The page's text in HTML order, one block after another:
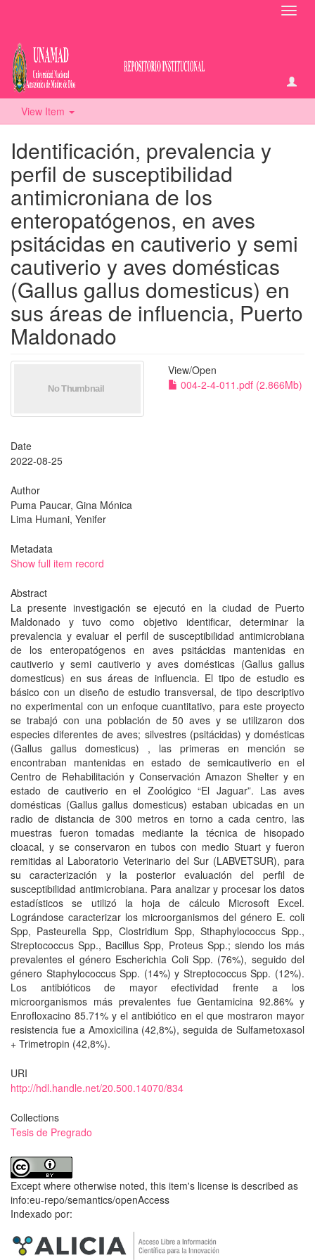
View Item
Identificación, prevalencia y
perfil de susceptibilidad
antimicroniana de los
enteropatógenos, en aves
psitácidas en cautiverio y semi
cautiverio y aves domésticas
(Gallus gallus domesticus) en
sus áreas de influencia, Puerto
Maldonado
View/Open
004-2-4-011.pdf (2.866Mb)
Date
2022-08-25
Author
Puma Paucar, Gina Mónica
Lima Humani, Yenifer
Metadata
Show full item record
Abstract
La presente investigación se ejecutó en la ciudad de Puerto
Maldonado y tuvo como objetivo identificar, determinar la
prevalencia y evaluar el perfil de susceptibilidad antimicrobiana
de los enteropatógenos en aves psitácidas mantenidas en
cautiverio y semi cautiverio y aves domésticas (Gallus gallus
domesticus) en sus áreas de influencia. El tipo de estudio es
básico con un diseño de estudio transversal, de tipo descriptivo
no experimental con un enfoque cuantitativo, para este proyecto
se trabajó con una población de 50 aves y se utilizaron dos
especies diferentes de aves; silvestres (psitácidas) y domésticas
(Gallus gallus domesticus) , las primeras en mención se
encontraban mantenidas en estado de semicautiverio en el
Centro de Rehabilitación y Conservación Amazon Shelter y en
estado de cautiverio en el Zoológico “El Jaguar”. Las aves
domésticas (Gallus gallus domesticus) estaban ubicadas en un
radio de distancia de 300 metros en torno a cada centro, las
muestras fueron tomadas mediante la técnica de hisopado
cloacal, y se conservaron en tubos con medio Stuart y fueron
remitidas al Laboratorio Veterinario del Sur (LABVETSUR), para
su caracterización y la posterior evaluación del perfil de
susceptibilidad antimicrobiana. Para analizar y procesar los datos
estadísticos se utilizó la hoja de cálculo Microsoft Excel.
Lográndose caracterizar los microorganismos del género E. coli
Spp, Pasteurella Spp, Clostridium Spp, Sthaphylococcus Spp.,
Streptococcus Spp., Bacillus Spp, Proteus Spp.; siendo los más
prevalentes el género Escherichia Coli Spp. (76%), seguido del
género Staphylococcus Spp. (14%) y Streptococcus Spp. (12%).
Los antibióticos de mayor efectividad frente a los
microorganismos más prevalentes fue Gentamicina 92.86% y
Enrofloxacino 85.71% y el antibiótico en el que mostraron mayor
resistencia fue a Amoxicilina (42,8%), seguida de Sulfametoxasol
+ Trimetropin (42,8%).
URI
http://hdl.handle.net/20.500.14070/834
Collections
Tesis de Pregrado
Except where otherwise noted, this item's license is described as
info:eu-repo/semantics/openAccess
Indexado por: